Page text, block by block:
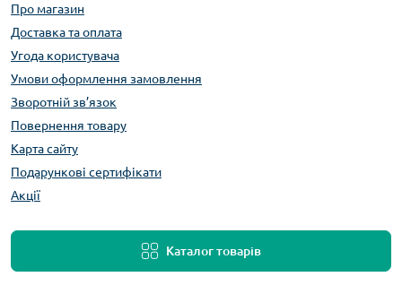
Про магазин
Доставка та оплата
Угода користувача
Умови оформлення замовлення
Зворотній зв’язок
Повернення товару
Карта сайту
Подарункові сертифікати
Акції
Каталог товарів